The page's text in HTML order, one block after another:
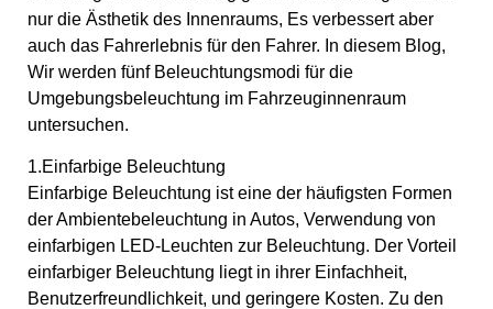
nur die Ästhetik des Innenraums, Es verbessert aber
auch das Fahrerlebnis für den Fahrer. In diesem Blog,
Wir werden fünf Beleuchtungsmodi für die
Umgebungsbeleuchtung im Fahrzeuginnenraum
untersuchen.
1.Einfarbige Beleuchtung
Einfarbige Beleuchtung ist eine der häufigsten Formen
der Ambientebeleuchtung in Autos, Verwendung von
einfarbigen LED-Leuchten zur Beleuchtung. Der Vorteil
einfarbiger Beleuchtung liegt in ihrer Einfachheit,
Benutzerfreundlichkeit, und geringere Kosten. Zu den